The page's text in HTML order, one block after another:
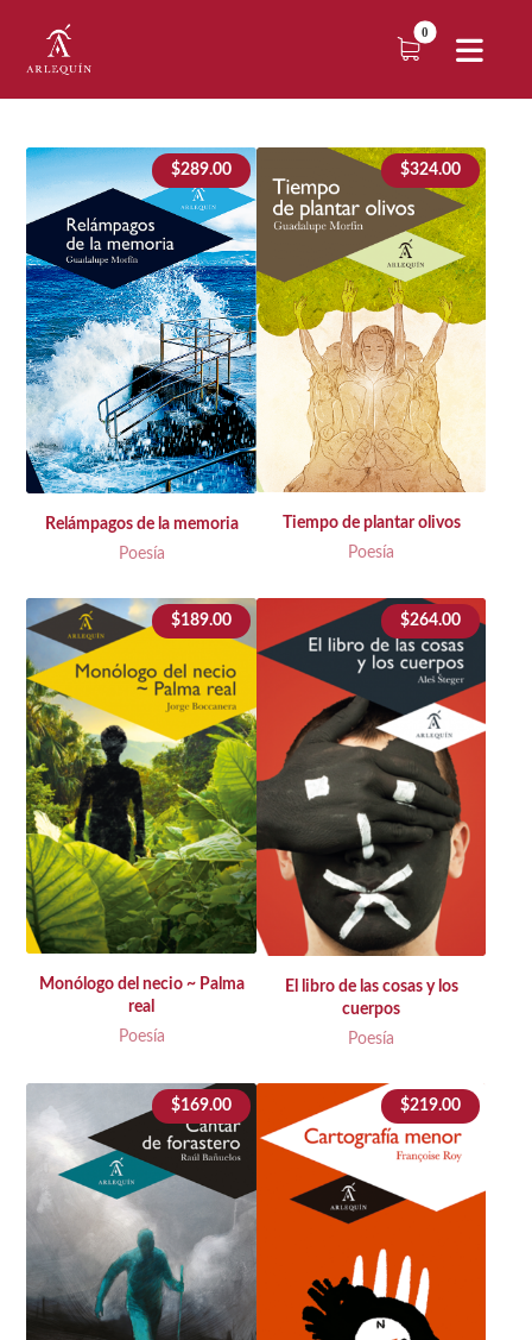
Relámpagos de la memoria
Poesía
$289.00
Tiempo de plantar olivos
Poesía
$324.00
Monólogo del necio ~ Palma
real
Poesía
$189.00
El libro de las cosas y los
cuerpos
Poesía
$264.00
$169.00 $219.00